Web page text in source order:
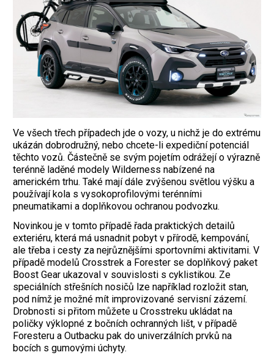
Ve všech třech případech jde o vozy, u nichž je do extrému
ukázán dobrodružný, nebo chcete-li expediční potenciál
těchto vozů. Částečně se svým pojetím odrážejí o výrazně
terénně laděné modely Wilderness nabízené na
americkém trhu. Také mají dále zvýšenou světlou výšku a
používají kola s vysokoprofilovými ­terénními
pneumatikami a doplňkovou ochranou pod­vozku.
Novinkou je v tomto případě řada praktických detailů
exteriéru, která má usnadnit pobyt v přírodě, kempování,
ale třeba i cesty za nejrůznějšími sportovními aktivitami. V
případě modelů Crosstrek a Forester se doplňkový paket
Boost Gear ukazoval v souvislosti s cyklistikou. Ze
speciálních střešních nosičů lze například rozložit stan,
pod nímž je možné mít improvizované servisní zázemí.
Drobnosti si přitom můžete u Crosstreku ukládat na
poličky výklopné z bočních ochranných lišt, v případě
Foresteru a Outbacku pak do univerzálních prvků na
bocích s gumovými úchyty.